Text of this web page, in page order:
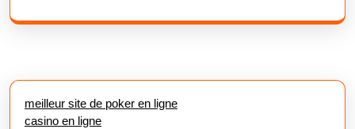
meilleur site de poker en ligne
casino en ligne